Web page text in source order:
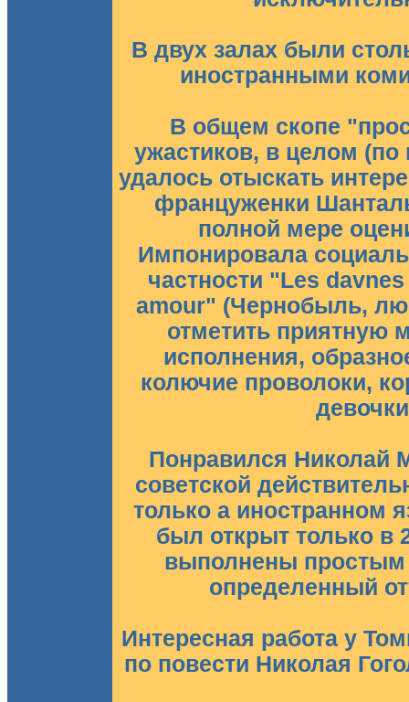
В двух залах были
иностранными
В общем скопе
ужастиков, в целом
удалось отыскать
француженки
полной мере
Импонировала
частности "Les
amour" (Чернобыль,
отметить приятную
исполнения,
колючие проволоки,
Понравился Николай
советской
только а иностранном
был открыт только в
выполнены простым
определенный
Интересная работа у
по повести Николая